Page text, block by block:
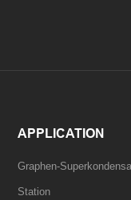
APPLICATION
Graphen-
Station